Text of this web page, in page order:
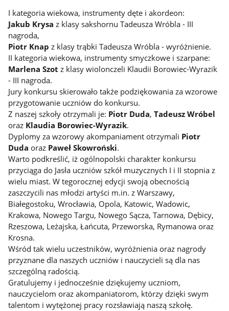
I kategoria wiekowa, instrumenty dęte i akordeon:
Jakub Krysa z klasy sakshornu Tadeusza Wróbla - III
nagroda,
Piotr Knap z klasy trąbki Tadeusza Wróbla - wyróżnienie.
II kategoria wiekowa, instrumenty smyczkowe i szarpane:
Marlena Szot z klasy wiolonczeli Klaudii Borowiec-Wyrazik
- III nagroda.
Jury konkursu skierowało także podziękowania za wzorowe
przygotowanie uczniów do konkursu.
Z naszej szkoły otrzymali je: Piotr Duda,Tadeusz Wróbel
oraz Klaudia Borowiec-Wyrazik.
Dyplomy za wzorowy akompaniament otrzymali Piotr
Duda oraz Paweł Skowroński.
Warto podkreślić, iż ogólnopolski charakter konkursu
przyciąga do Jasła uczniów szkół muzycznych I i II stopnia z
wielu miast. W tegorocznej edycji swoją obecnością
zaszczycili nas młodzi artyści m.in. z Warszawy,
Białegostoku, Wrocławia, Opola, Katowic, Wadowic,
Krakowa, Nowego Targu, Nowego Sącza, Tarnowa, Dębicy,
Rzeszowa, Leżajska, Łańcuta, Przeworska, Rymanowa oraz
Krosna.
Wśród tak wielu uczestników, wyróżnienia oraz nagrody
przyznane dla naszych uczniów i nauczycieli są dla nas
szczególną radością.
Gratulujemy i jednocześnie dziękujemy uczniom,
nauczycielom oraz akompaniatorom, którzy dzięki swym
talentom i wytężonej pracy rozsławiają naszą szkołę.